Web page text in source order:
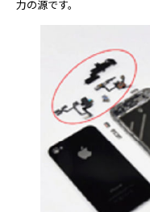
力の源です。